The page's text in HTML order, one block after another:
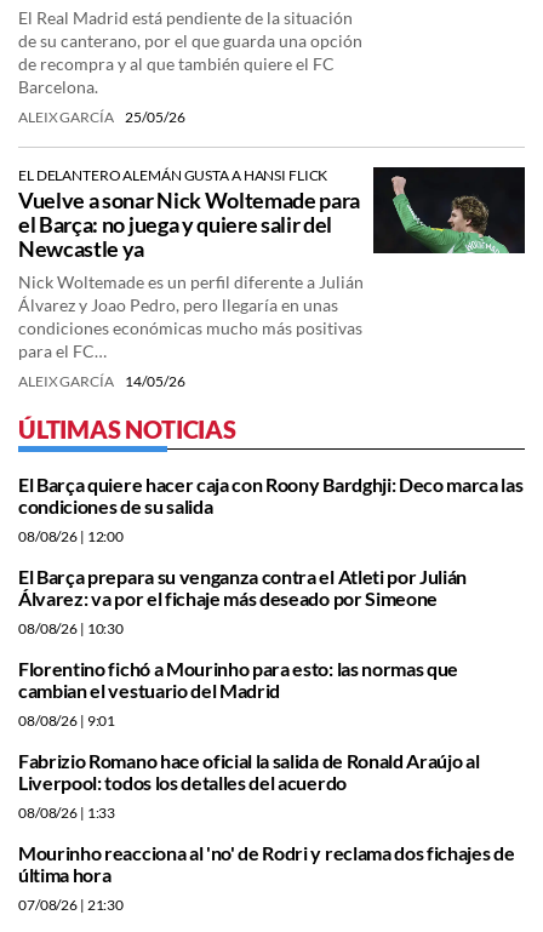
El Real Madrid está pendiente de la situación
de su canterano, por el que guarda una opción
de recompra y al que también quiere el FC
Barcelona.
ALEIX GARCÍA 25/05/26
EL DELANTERO ALEMÁN GUSTA A HANSI FLICK
Vuelve a sonar Nick Woltemade para
el Barça: no juega y quiere salir del
Newcastle ya
Nick Woltemade es un perfil diferente a Julián
Álvarez y Joao Pedro, pero llegaría en unas
condiciones económicas mucho más positivas
para el FC…
ALEIX GARCÍA 14/05/26
ÚLTIMAS NOTICIAS
El Barça quiere hacer caja con Roony Bardghji: Deco marca las
condiciones de su salida
08/08/26 | 12:00
El Barça prepara su venganza contra el Atleti por Julián
Álvarez: va por el fichaje más deseado por Simeone
08/08/26 | 10:30
Florentino fichó a Mourinho para esto: las normas que
cambian el vestuario del Madrid
08/08/26 | 9:01
Fabrizio Romano hace oficial la salida de Ronald Araújo al
Liverpool: todos los detalles del acuerdo
08/08/26 | 1:33
Mourinho reacciona al 'no' de Rodri y reclama dos fichajes de
última hora
07/08/26 | 21:30